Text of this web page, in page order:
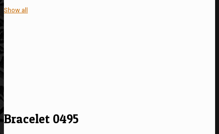
Show all
Bracelet 0495